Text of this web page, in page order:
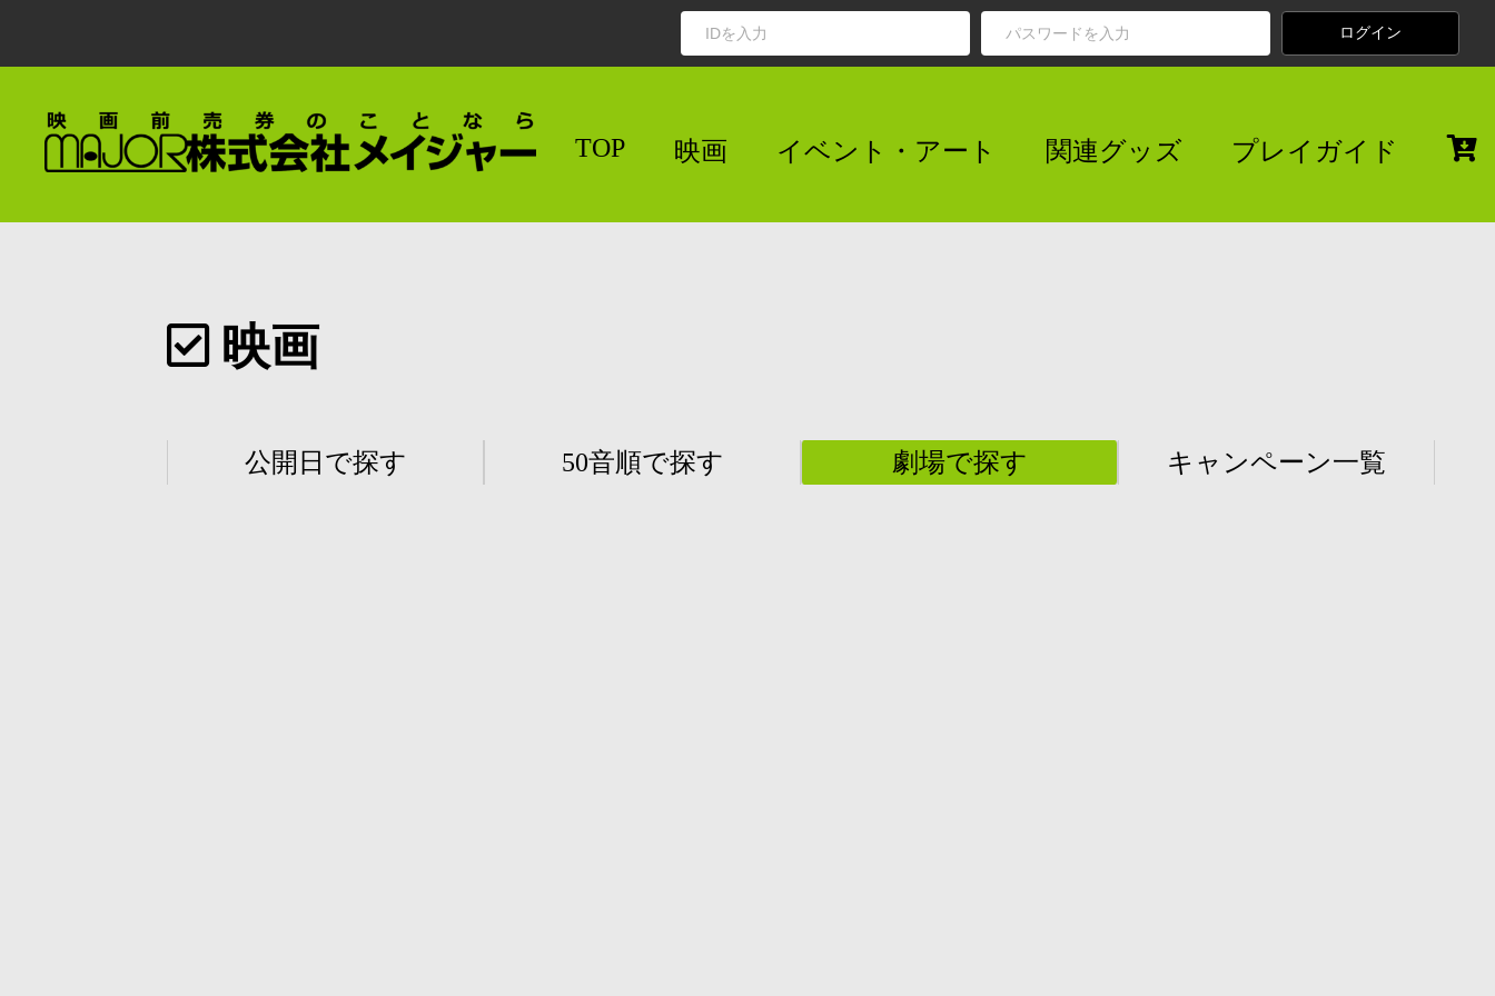
TOP 映画 イベント・アート 関連グッズ プレイガイド
映画
公開日で探す 50音順で探す 劇場で探す キャンペーン一覧